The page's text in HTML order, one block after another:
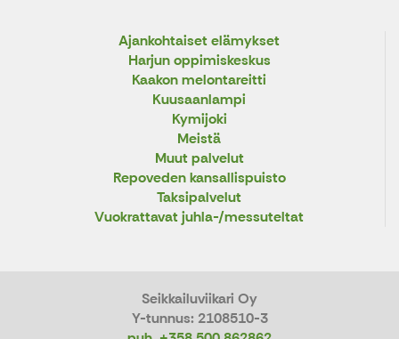
Ajankohtaiset elämykset
Harjun oppimiskeskus
Kaakon melontareitti
Kuusaanlampi
Kymijoki
Meistä
Muut palvelut
Repoveden kansallispuisto
Taksipalvelut
Vuokrattavat juhla-/messuteltat
Seikkailuviikari Oy
Y-tunnus: 2108510-3